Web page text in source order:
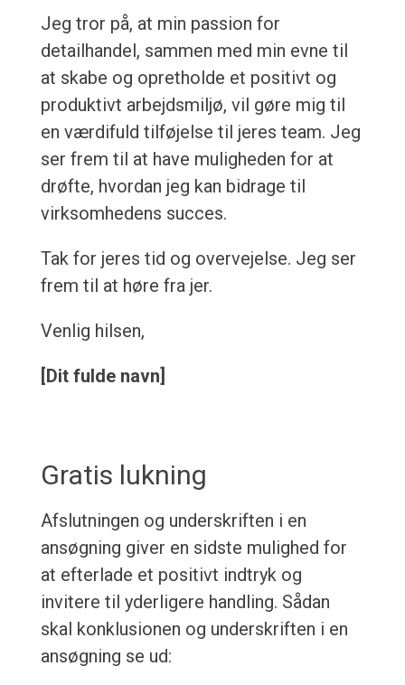
Jeg tror på, at min passion for
detailhandel, sammen med min evne til
at skabe og opretholde et positivt og
produktivt arbejdsmiljø, vil gøre mig til
en værdifuld tilføjelse til jeres team. Jeg
ser frem til at have muligheden for at
drøfte, hvordan jeg kan bidrage til
virksomhedens succes.
Tak for jeres tid og overvejelse. Jeg ser
frem til at høre fra jer.
Venlig hilsen,
[Dit fulde navn]
Gratis lukning
Afslutningen og underskriften i en
ansøgning giver en sidste mulighed for
at efterlade et positivt indtryk og
invitere til yderligere handling. Sådan
skal konklusionen og underskriften i en
ansøgning se ud: